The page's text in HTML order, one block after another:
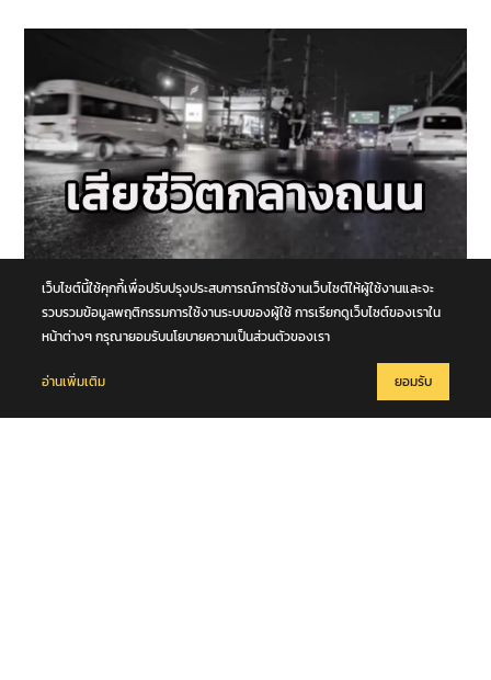
6 สิงหาคม 2569
หนุ่มวัย 42 ปีข้ามถนน ถูกรถตู้เฉี่ยวชนร่างกระเด็น รถบัสตามหลังทับซ้ำ
เสียชีวิตกลางถนนพหลโยธิน จ.ปทุมธานี
เว็บไซต์นี้ใช้คุกกี้เพื่อปรับปรุงประสบการณ์การใช้งานเว็บไซต์ให้ผู้ใช้งานและจะ
รวบรวมข้อมูลพฤติกรรมการใช้งานระบบของผู้ใช้ การเรียกดูเว็บไซต์ของเราใน
หน้าต่างๆ กรุณายอมรับนโยบายความเป็นส่วนตัวของเรา
อ่านเพิ่มเติม ยอมรับ